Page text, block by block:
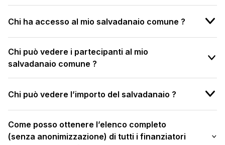
Chi ha accesso al mio salvadanaio comune ?
Chi può vedere i partecipanti al mio
salvadanaio comune ?
Chi può vedere l’importo del salvadanaio ?
Come posso ottenere l’elenco completo
(senza anonimizzazione) di tutti i finanziatori